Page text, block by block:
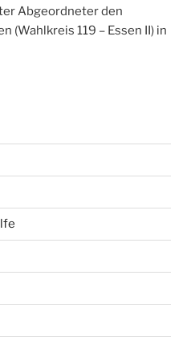
Abgeordneter den
(Wahlkreis 119 – Essen II) in